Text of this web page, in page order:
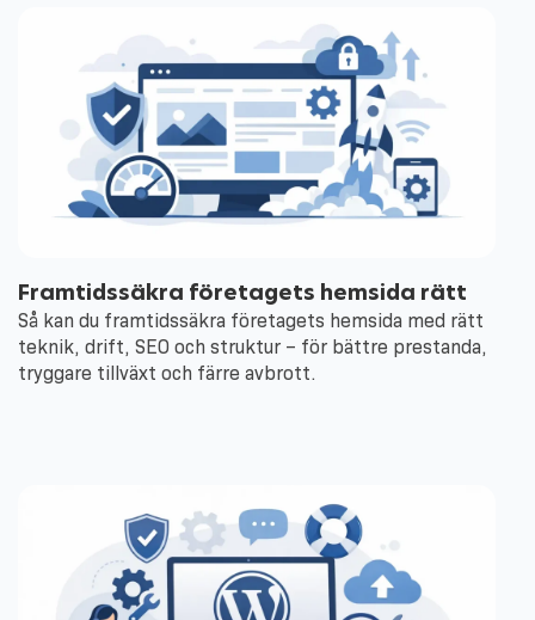
Framtidssäkra företagets hemsida rätt
Så kan du framtidssäkra företagets hemsida med rätt
teknik, drift, SEO och struktur – för bättre prestanda,
tryggare tillväxt och färre avbrott.